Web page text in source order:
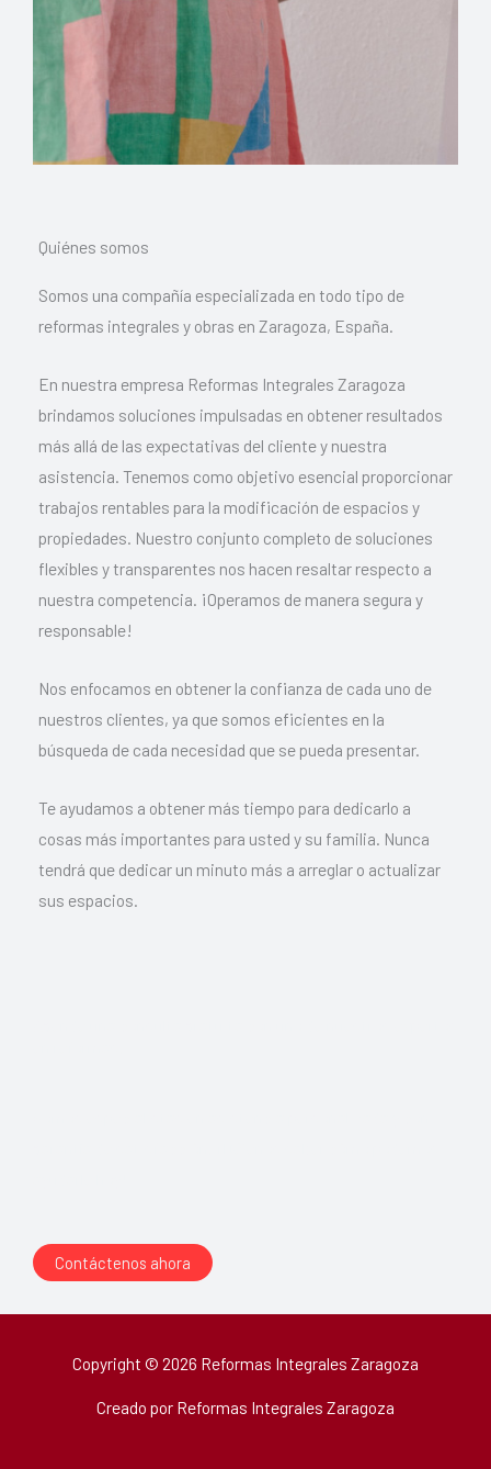
Quiénes somos
Somos una compañía especializada en todo tipo de
reformas integrales y obras en Zaragoza, España.
En nuestra empresa Reformas Integrales Zaragoza
brindamos soluciones impulsadas en obtener resultados
más allá de las expectativas del cliente y nuestra
asistencia. Tenemos como objetivo esencial proporcionar
trabajos rentables para la modificación de espacios y
propiedades. Nuestro conjunto completo de soluciones
flexibles y transparentes nos hacen resaltar respecto a
nuestra competencia. ¡Operamos de manera segura y
responsable!
Nos enfocamos en obtener la confianza de cada uno de
nuestros clientes, ya que somos eficientes en la
búsqueda de cada necesidad que se pueda presentar.
Te ayudamos a obtener más tiempo para dedicarlo a
cosas más importantes para usted y su familia. Nunca
tendrá que dedicar un minuto más a arreglar o actualizar
sus espacios.
Contáctenos ahora
Copyright © 2026 Reformas Integrales Zaragoza
Creado por Reformas Integrales Zaragoza